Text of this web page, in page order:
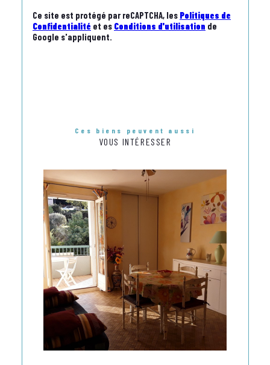
Ce site est protégé par reCAPTCHA, les Politiques de
Confidentialité et es Conditions d'utilisation de
Google s'appliquent.
Ces biens peuvent aussi
VOUS INTÉRESSER